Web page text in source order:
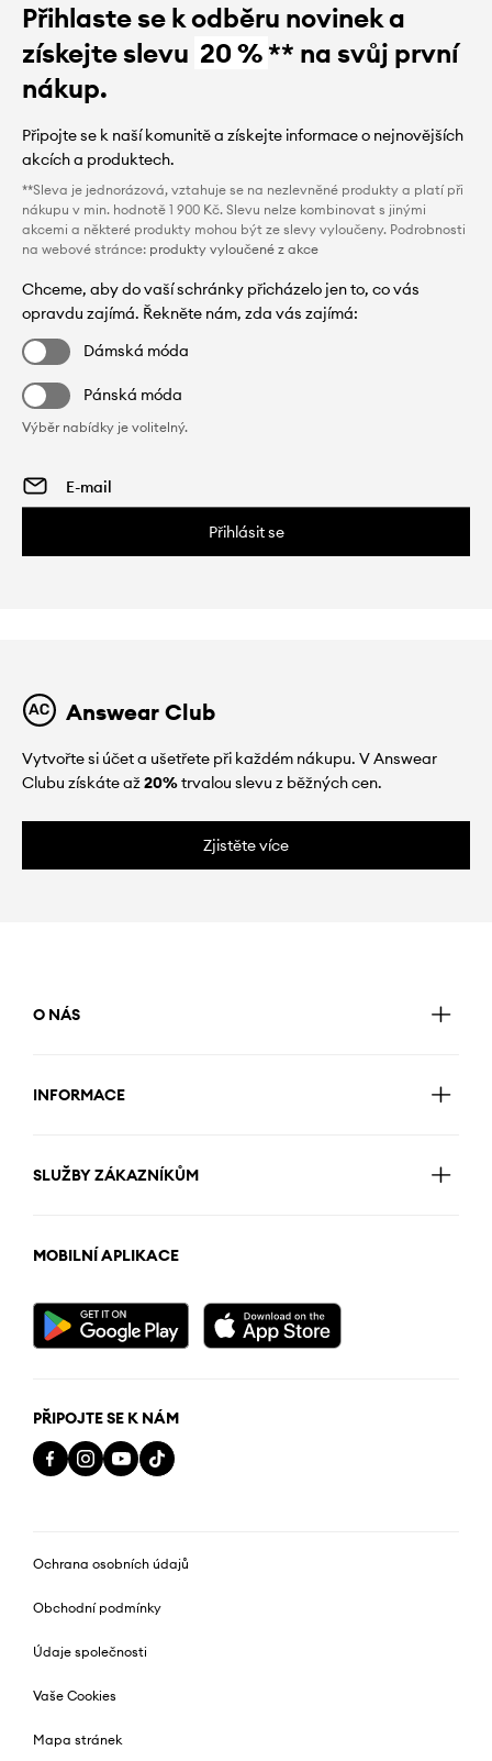
Přihlaste se k odběru novinek a
získejte slevu 20 %** na svůj první
nákup.
Připojte se k naší komunitě a získejte informace o nejnovějších
akcích a produktech.
**Sleva je jednorázová, vztahuje se na nezlevněné produkty a platí při
nákupu v min. hodnotě 1 900 Kč. Slevu nelze kombinovat s jinými
akcemi a některé produkty mohou být ze slevy vyloučeny. Podrobnosti
na webové stránce: produkty vyloučené z akce
Chceme, aby do vaší schránky přicházelo jen to, co vás
opravdu zajímá. Řekněte nám, zda vás zajímá:
Dámská móda
Pánská móda
Výběr nabídky je volitelný.
Přihlásit se
Answear Club
Vytvořte si účet a ušetřete při každém nákupu. V Answear
Clubu získáte až20%trvalou slevu z běžných cen.
Zjistěte více
O NÁS
INFORMACE
SLUŽBY ZÁKAZNÍKŮM
MOBILNÍ APLIKACE
PŘIPOJTE SE K NÁM
Ochrana osobních údajů
Obchodní podmínky
Údaje společnosti
Vaše Cookies
Mapa stránek